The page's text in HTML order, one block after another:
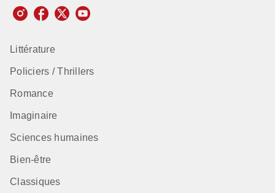
Littérature
Policiers / Thrillers
Romance
Imaginaire
Sciences humaines
Bien-être
Classiques